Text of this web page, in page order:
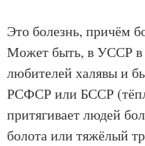
Это болезнь, причём
Может быть, в УССР в
любителей халявы и
РСФСР или БССР
притягивает людей
болота или тяжёлый